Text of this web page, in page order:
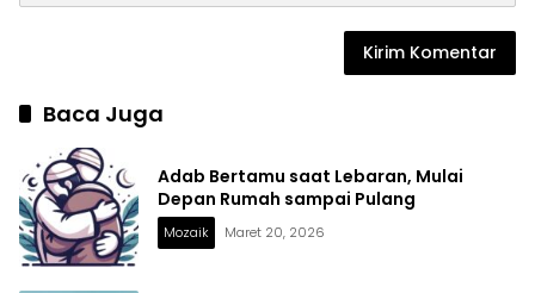
Baca Juga
Adab Bertamu saat Lebaran, Mulai
Depan Rumah sampai Pulang
Mozaik Maret 20, 2026